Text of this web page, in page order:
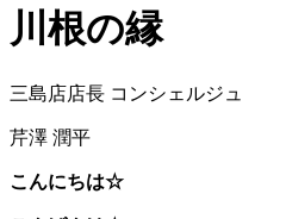
川根の縁
三島店店長 コンシェルジュ
芹澤 潤平
こんにちは☆